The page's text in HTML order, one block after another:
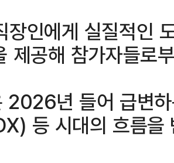
장인에게 실질적인
제공해 참가자들로
2026년 들어 급변
등 시대의 흐름을